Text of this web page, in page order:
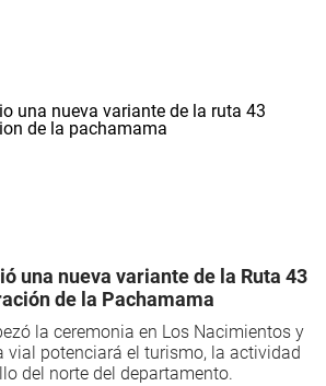
una nueva variante de la Ruta 43
de la Pachamama
la ceremonia en Los Nacimientos y
vial potenciará el turismo, la actividad
del norte del departamento.